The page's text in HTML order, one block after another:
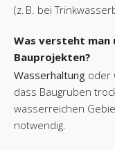
(z. B. bei
Was versteht man
Bauprojekten?
Wasserhaltung oder
dass Baugruben
wasserreichen
notwendig.